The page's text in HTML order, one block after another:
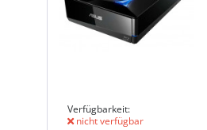
Verfügbarkeit:
nicht verfügbar